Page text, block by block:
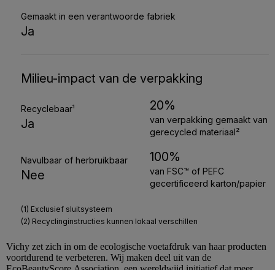
Vichy zet zich in om de ecologische voetafdruk van haar producten
voortdurend te verbeteren. Wij maken deel uit van de